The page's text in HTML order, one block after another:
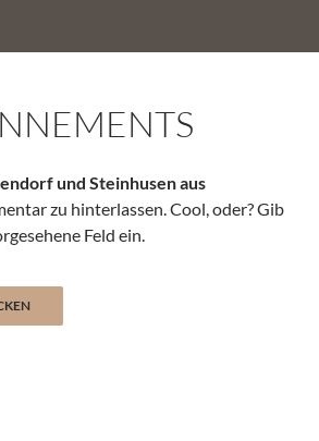
und Steinhusen aus
zu hinterlassen. Cool, oder? Gib
Feld ein.